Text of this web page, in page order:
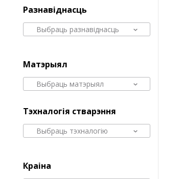
Разнавіднасць
Выбраць разнавіднасць
Матэрыял
Выбраць матэрыял
Тэхналогія стварэння
Выбраць тэхналогію
Краіна